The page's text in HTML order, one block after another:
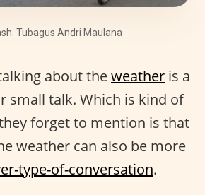
Tubagus Andri Maulana
about theweather is a
small talk. Which is kind of
forget to mention is that
weather can also be more
type-of-conversation.